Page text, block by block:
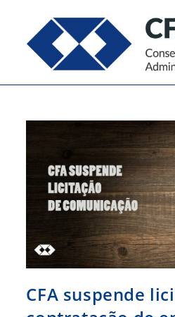
conteúdo
CFA suspende